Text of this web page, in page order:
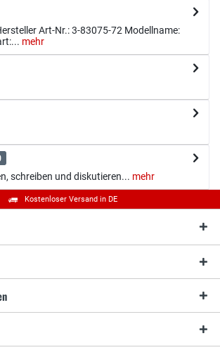
Art-Nr.: 3-83075-72 Modellname:
mehr
schreiben und diskutieren... mehr
Kostenloser Versand in DE